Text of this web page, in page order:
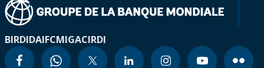
BIRDIDAIFCMIGACIRDI